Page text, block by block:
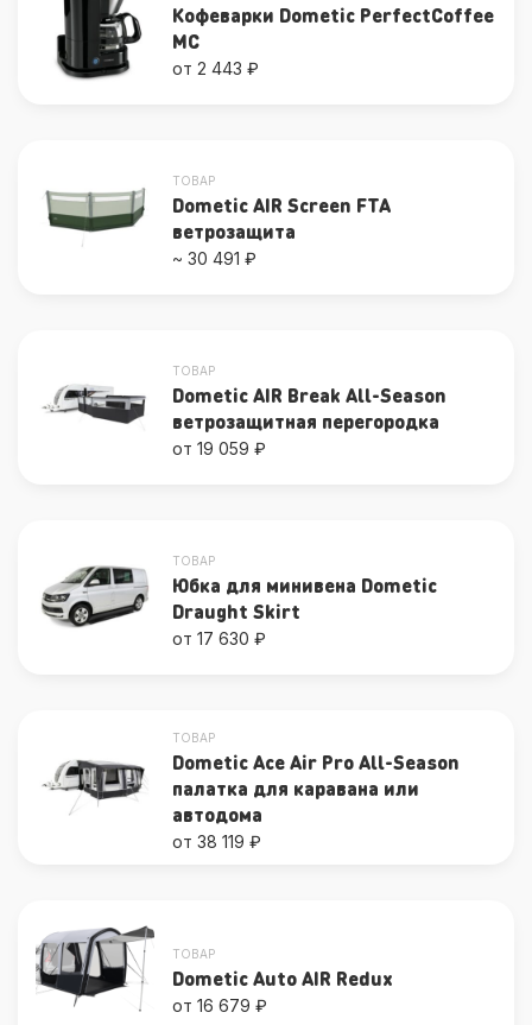
Кофеварки Dometic PerfectCoffee
MC
от 2 443 ₽
ТОВАР
Dometic AIR Screen FTA
ветрозащита
~ 30 491 ₽
ТОВАР
Dometic AIR Break All-Season
ветрозащитная перегородка
от 19 059 ₽
ТОВАР
Юбка для минивена Dometic
Draught Skirt
от 17 630 ₽
ТОВАР
Dometic Ace Air Pro All-Season
палатка для каравана или
автодома
от 38 119 ₽
ТОВАР
Dometic Auto AIR Redux
от 16 679 ₽